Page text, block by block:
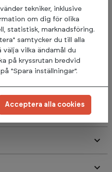
man skapa en mer
att utrustningen är
Shelf 1.05m är
hållbar, vilket gör den
träningsmiljöer. Dess
och organiserat.
tekniker, inklusive
om dig för olika
statistisk, marknadsföring.
samtycker du till alla
välja vilka ändamål du
på kryssrutan bredvid
"Spara inställningar".
Acceptera alla cookies